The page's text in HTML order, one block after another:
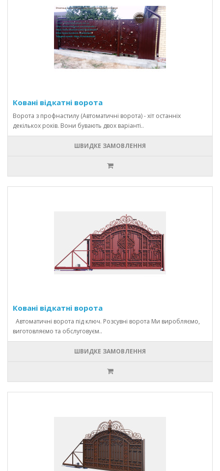
Ковані відкатні ворота
Ворота з профнастилу (Автоматичні ворота) - хіт останніх
декількох років. Вони бувають двох варіанті..
ШВИДКЕ ЗАМОВЛЕННЯ
Ковані відкатні ворота
Автоматичні ворота під ключ. Розсувні ворота Ми виробляємо,
виготовляємо та обслуговуєм..
ШВИДКЕ ЗАМОВЛЕННЯ